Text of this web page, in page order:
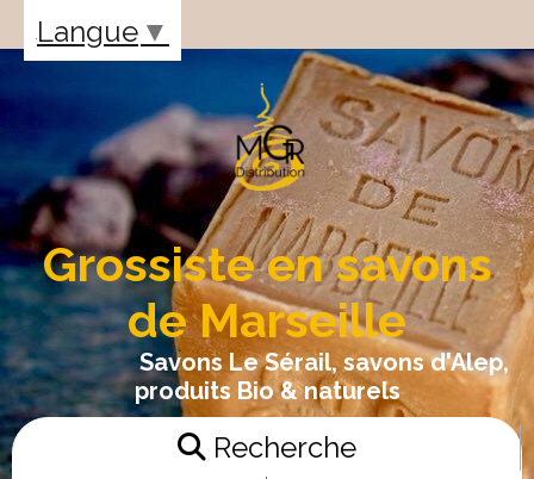
Grossiste en savons
de Marseille
Savons Le Sérail, savons d'Alep,
produits Bio & naturels
Recherche
Langue ▼